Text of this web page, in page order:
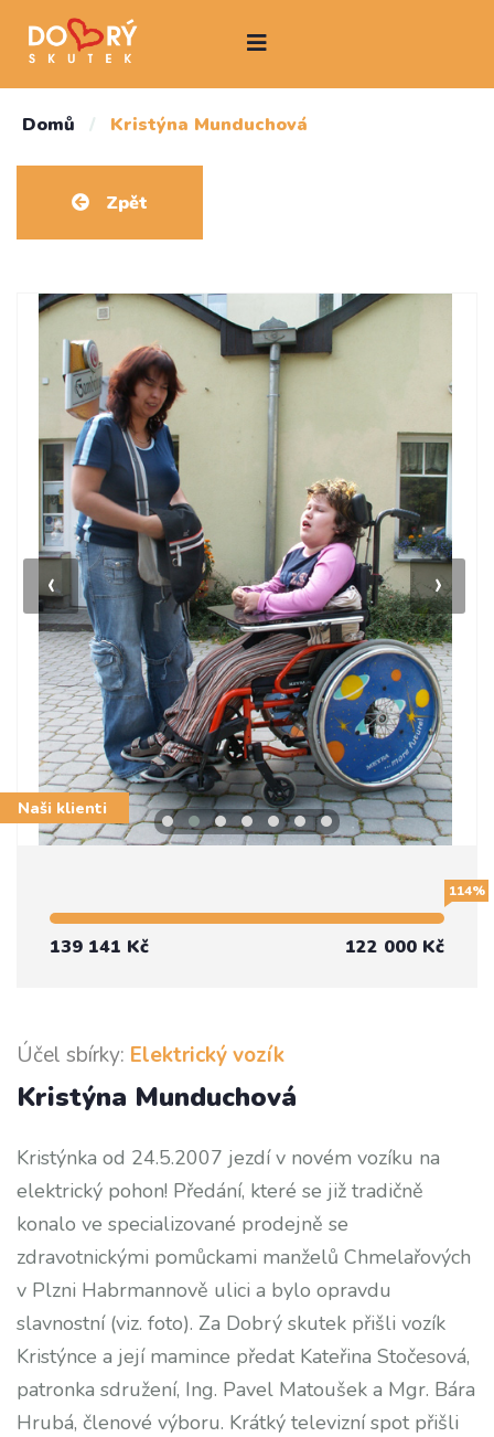
Domů / Kristýna Munduchová
Zpět
‹ ›
Naši klienti
114%
139 141 Kč 122 000 Kč
Účel sbírky: Elektrický vozík
Kristýna Munduchová
Kristýnka od 24.5.2007 jezdí v novém vozíku na
elektrický pohon! Předání, které se již tradičně
konalo ve specializované prodejně se
zdravotnickými pomůckami manželů Chmelařových
v Plzni Habrmannově ulici a bylo opravdu
slavnostní (viz. foto). Za Dobrý skutek přišli vozík
Kristýnce a její mamince předat Kateřina Stočesová,
patronka sdružení, Ing. Pavel Matoušek a Mgr. Bára
Hrubá, členové výboru. Krátký televizní spot přišli